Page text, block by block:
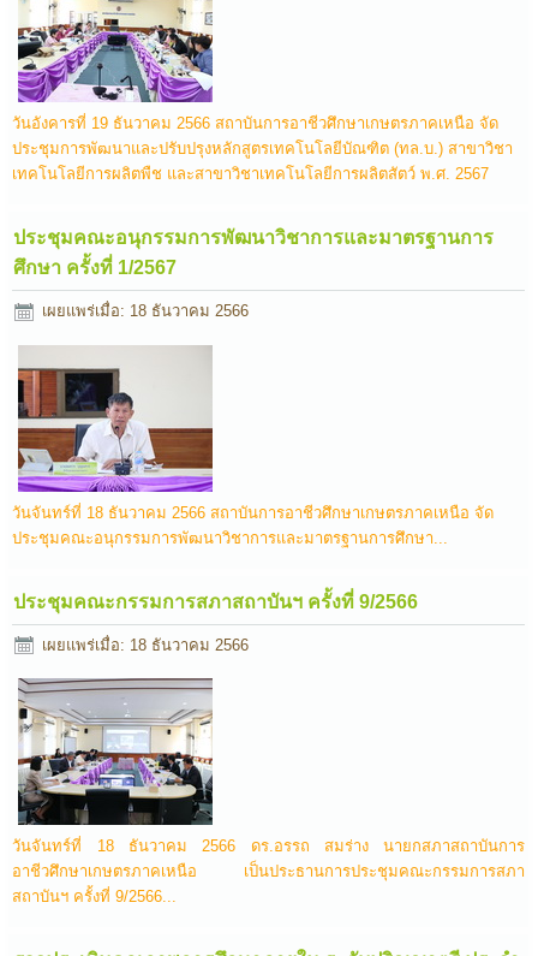
วันอังคารที่ 19 ธันวาคม 2566 สถาบันการอาชีวศึกษาเกษตรภาคเหนือ จัด
ประชุมการพัฒนาและปรับปรุงหลักสูตรเทคโนโลยีบัณฑิต (ทล.บ.) สาขาวิชา
เทคโนโลยีการผลิตพืช และสาขาวิชาเทคโนโลยีการผลิตสัตว์ พ.ศ. 2567
ประชุมคณะอนุกรรมการพัฒนาวิชาการและมาตรฐานการ
ศึกษา ครั้งที่ 1/2567
เผยแพร่เมื่อ: 18 ธันวาคม 2566
วันจันทร์ที่ 18 ธันวาคม 2566 สถาบันการอาชีวศึกษาเกษตรภาคเหนือ จัด
ประชุมคณะอนุกรรมการพัฒนาวิชาการและมาตรฐานการศึกษา...
ประชุมคณะกรรมการสภาสถาบันฯ ครั้งที่ 9/2566
เผยแพร่เมื่อ: 18 ธันวาคม 2566
วันจันทร์ที่ 18 ธันวาคม 2566 ดร.อรรถ สมร่าง นายกสภาสถาบันการ
อาชีวศึกษาเกษตรภาคเหนือ เป็นประธานการประชุมคณะกรรมการสภา
สถาบันฯ ครั้งที่ 9/2566...